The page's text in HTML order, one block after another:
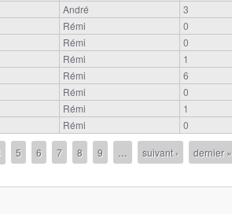
André 3
Rémi 0
Rémi 0
Rémi 1
Rémi 6
Rémi 0
Rémi 1
Rémi 0
5 6 7 8 9 suivant › dernier »